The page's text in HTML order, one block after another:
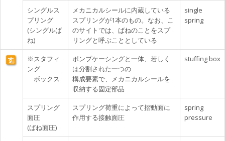
シングルス
プリング
(シングルば
ね)
メカニカルシールに内蔵している
スプリングが1本のもの。なお、こ
のサイトでは、ばねのことをスプ
リングと呼ぶこととしている
single
spring
※スタフィ
ング
ボックス
ポンプケーシングと一体、若しく
は分割された一つの
構成要素で、メカニカルシールを
収納する固定部品
stuffing box
スプリング
面圧
(ばね面圧)
スプリング荷重によって摺動面に
作用する接触面圧
spring
pressure